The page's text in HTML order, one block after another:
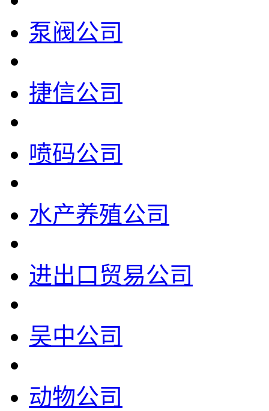
泵阀公司
捷信公司
喷码公司
水产养殖公司
进出口贸易公司
吴中公司
动物公司